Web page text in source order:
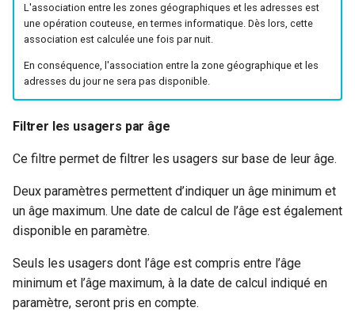
L'association entre les zones géographiques et les adresses est
une opération couteuse, en termes informatique. Dès lors, cette
association est calculée une fois par nuit.
En conséquence, l'association entre la zone géographique et les
adresses du jour ne sera pas disponible.
Filtrer les usagers par âge
Ce filtre permet de filtrer les usagers sur base de leur âge.
Deux paramètres permettent d’indiquer un âge minimum et
un âge maximum. Une date de calcul de l’âge est également
disponible en paramètre.
Seuls les usagers dont l’âge est compris entre l’âge
minimum et l’âge maximum, à la date de calcul indiqué en
paramètre, seront pris en compte.